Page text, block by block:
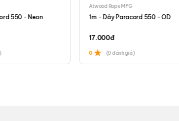
550 - Neon
Atwood Rope MFG
1m - Dây Paracord 550 - OD
17.000đ
0 (0 đánh giá)